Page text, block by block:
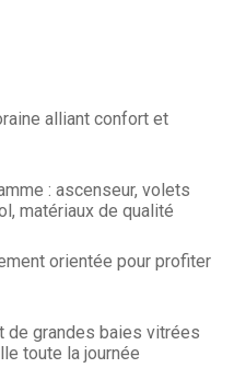
alliant confort et
: ascenseur, volets
matériaux de qualité
orientée pour profiter
de grandes baies vitrées
toute la journée